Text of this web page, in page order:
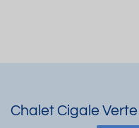
Chalet Cigale Verte